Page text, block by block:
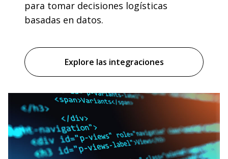
para tomar decisiones logísticas
basadas en datos.
Explore las integraciones